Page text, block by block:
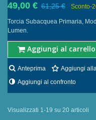
49,00 € 61,25 € Sconto-
Torcia Subacquea Primaria,
Lumen.
Aggiungi al carrello
Anteprima Aggiungi
Aggiungi al confronto
Visualizzati 1-19 su 20 articoli